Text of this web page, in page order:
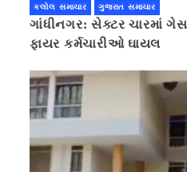
કલોલ સમાચાર ગુજરાત સમાચાર
ગાંધીનગર: સેક્ટર ચારમાં ગેસ
ફાયર કર્મચારીઓ ઘાયલ